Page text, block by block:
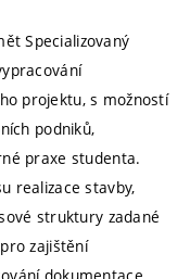
Specializovaný
projektu, s možností
podniků,
praxe studenta.
realizace stavby,
struktury zadané
zajištění